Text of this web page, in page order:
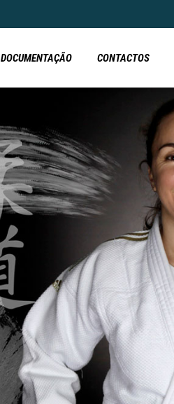
DOCUMENTAÇÃO CONTACTOS